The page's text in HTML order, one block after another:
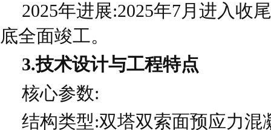
2025年进展:2025年7月进入收
底全面竣工。
3.技术设计与工程特点
核心参数:
结构类型:双塔双索面预应力混